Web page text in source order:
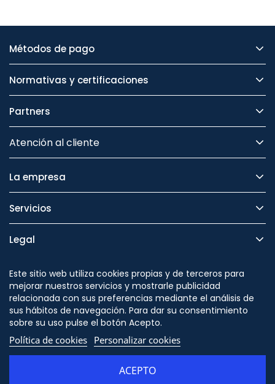
Métodos de pago
Normativas y certificaciones
Partners
Atención al cliente
La empresa
Servicios
Legal
Seguridad
Este sitio web utiliza cookies propias y de terceros para
mejorar nuestros servicios y mostrarle publicidad
relacionada con sus preferencias mediante el análisis de
sus hábitos de navegación. Para dar su consentimiento
sobre su uso pulse el botón Acepto.
Política de cookies Personalizar cookies
ACEPTO
Síguenos en